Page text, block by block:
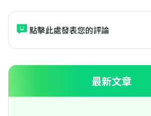
點擊此處發表您的評論
最新文章